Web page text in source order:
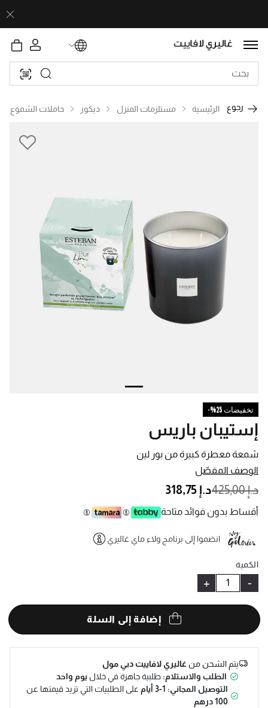
رجوع الرئيسية مستلزمات المنزل ديكور حاملات الشموع
تخفيضات 25%-
شمعة معطرة كبيرة من بور لين
إستيبان باريس
الوصف المفصّل
PRICE REDUCED FROM
د.إ 425,00 TO
د.إ 318,75
أقساط بدون فوائد متاحة
انضموا إلى برنامج ولاء ماي غاليري
الكمية
-
+
إضافة إلى السلة
يتم الشحن منغاليري لافاييت دبي مول
الطلب والاستلام: طلبية جاهزة في خلال يوم واحد
التوصيل المجاني: 1-3 أيام
على الطلبيات التي تزيد قيمتها عن
100 درهم